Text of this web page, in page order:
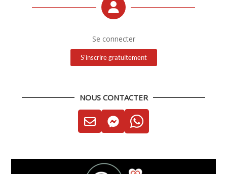
Se connecter
S'inscrire gratuitement
NOUS CONTACTER